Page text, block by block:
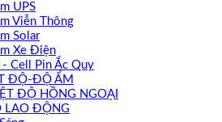
UPS
Viễn Thông
Solar
Xe Điện
- Cell Pin Ắc Quy
ĐỘ-ĐỘ ẨM
ĐỘ HỒNG NGOẠI
LAO ĐỘNG